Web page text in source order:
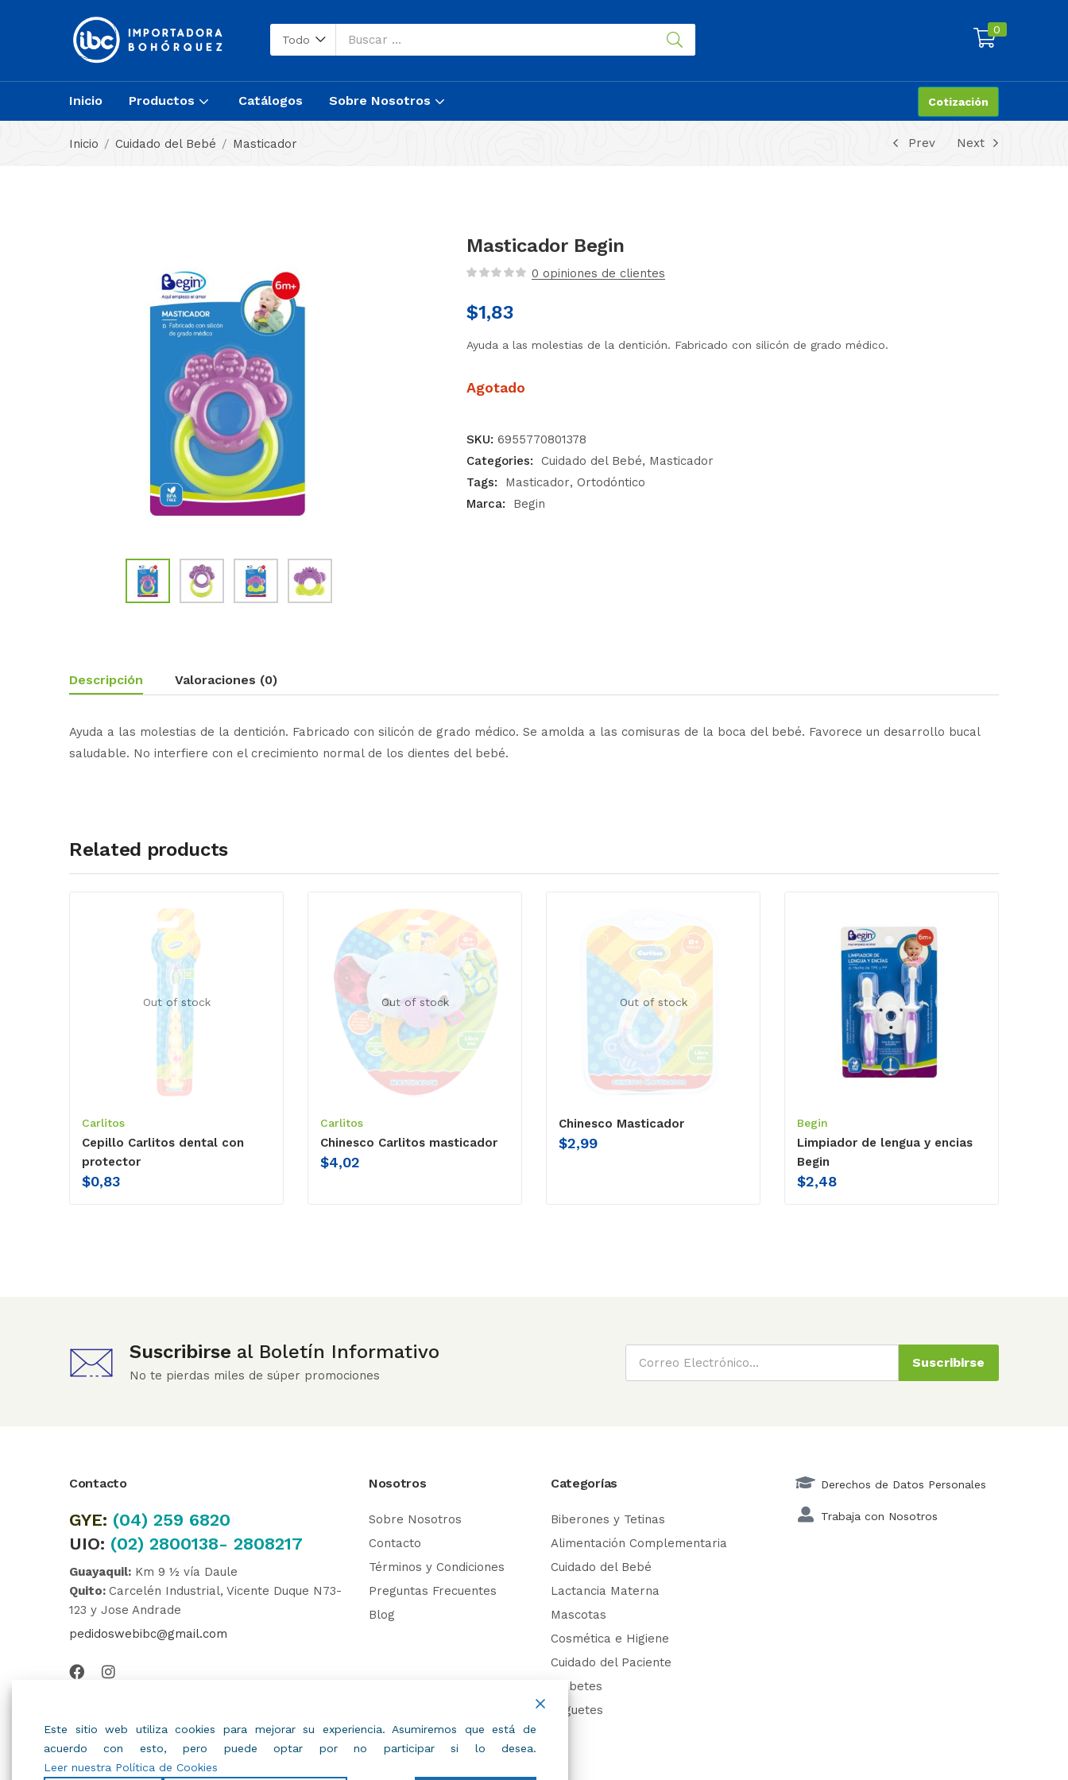
Todo
0
Inicio Productos Catálogos Sobre Nosotros Cotización
Inicio Cuidado del Bebé Masticador Prev Next
Masticador Begin
0 opiniones de clientes
$1,83
Ayuda a las molestias de la dentición. Fabricado con silicón de grado médico.
Agotado
SKU: 6955770801378
Categories:
Cuidado del Bebé
Masticador
Tags:
Masticador Ortodóntico
Marca:
Begin
Descripción Valoraciones (0)
Ayuda a las molestias de la dentición. Fabricado con silicón de grado médico. Se amolda a las comisuras de la boca del bebé. Favorece un desarrollo bucal
saludable. No interfiere con el crecimiento normal de los dientes del bebé.
Related products
Out of stock
Carlitos
Cepillo Carlitos dental con
protector
$0,83
Out of stock
Carlitos
Chinesco Carlitos masticador
$4,02
Out of stock
Chinesco Masticador
$2,99
Begin
Limpiador de lengua y encias
Begin
$2,48
Suscribirse al Boletín Informativo
No te pierdas miles de súper promociones
Suscribirse
Contacto
GYE: (04) 259 6820
UIO: (02) 2800138- 2808217
Guayaquil: Km 9 ½ vía Daule
Quito: Carcelén Industrial, Vicente Duque N73-
123 y Jose Andrade
pedidoswebibc@gmail.com
Nosotros
Sobre Nosotros
Contacto
Términos y Condiciones
Preguntas Frecuentes
Blog
Categorías
Biberones y Tetinas
Alimentación Complementaria
Cuidado del Bebé
Lactancia Materna
Mascotas
Cosmética e Higiene
Cuidado del Paciente
Diabetes
Juguetes
Derechos de Datos Personales
Trabaja con Nosotros
Este sitio web utiliza cookies para mejorar su experiencia. Asumiremos que está de
acuerdo con esto, pero puede optar por no participar si lo desea.
Leer nuestra Política de Cookies